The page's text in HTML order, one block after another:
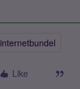
internetbundel
Like